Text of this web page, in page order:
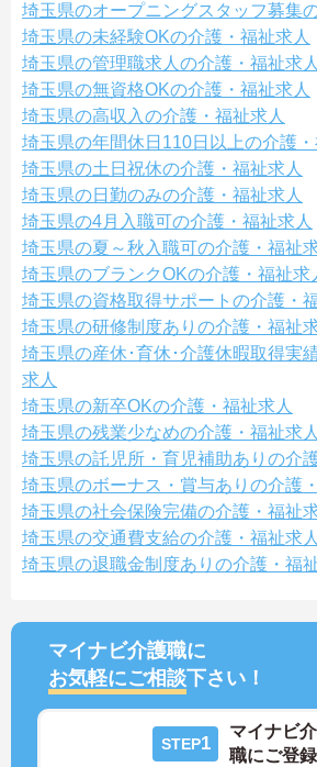
埼玉県のオープニングスタッフ募集
埼玉県の未経験OKの介護・福祉求人
埼玉県の管理職求人の介護・福祉求人
埼玉県の無資格OKの介護・福祉求人
埼玉県の高収入の介護・福祉求人
埼玉県の年間休日110日以上の介護・
埼玉県の土日祝休の介護・福祉求人
埼玉県の日勤のみの介護・福祉求人
埼玉県の4月入職可の介護・福祉求人
埼玉県の夏～秋入職可の介護・福祉
埼玉県のブランクOKの介護・福祉求
埼玉県の資格取得サポートの介護・
埼玉県の研修制度ありの介護・福祉
埼玉県の産休･育休･介護休暇取得実
求人
埼玉県の新卒OKの介護・福祉求人
埼玉県の残業少なめの介護・福祉求人
埼玉県の託児所・育児補助ありの介
埼玉県のボーナス・賞与ありの介護
埼玉県の社会保険完備の介護・福祉
埼玉県の交通費支給の介護・福祉求人
埼玉県の退職金制度ありの介護・福
マイナビ介護職に
お気軽にご相談下さい！
STEP1
マイナビ
職にご登録